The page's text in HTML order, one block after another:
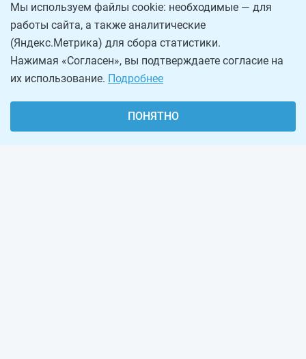
Мы используем файлы cookie: необходимые — для
работы сайта, а также аналитические
(Яндекс.Метрика) для сбора статистики.
Нажимая «Согласен», вы подтверждаете согласие на
их использование. Подробнее
ПОНЯТНО